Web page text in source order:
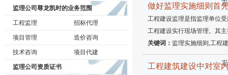
监理公司尊龙凯时的业务范围
工程监理 招标代理
项目管理 造价咨询
技术咨询 项目代建
监理公司资质证书
做好监理实施细则首
工程建设监理是指监理单位
工程建设实行现场管理。其
关键词： 监理实施细则,工程
工程建筑建设中对室